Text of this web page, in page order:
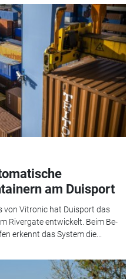
am Duisport
von Vitronic hat Duisport das
Rivergate entwickelt. Beim Be-
erkennt das System die...